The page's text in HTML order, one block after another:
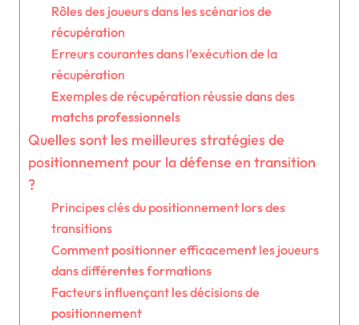
Rôles des joueurs dans les scénarios de
récupération
Erreurs courantes dans l’exécution de la
récupération
Exemples de récupération réussie dans des
matchs professionnels
Quelles sont les meilleures stratégies de
positionnement pour la défense en transition
?
Principes clés du positionnement lors des
transitions
Comment positionner efficacement les joueurs
dans différentes formations
Facteurs influençant les décisions de
positionnement